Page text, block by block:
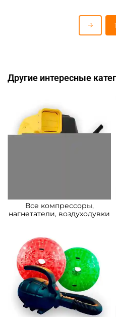
1
Другие интересные
Все компрессоры,
нагнетатели, воздуходувки